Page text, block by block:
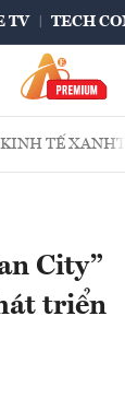
TV TECH
KINH TẾ XANH
City”
triển